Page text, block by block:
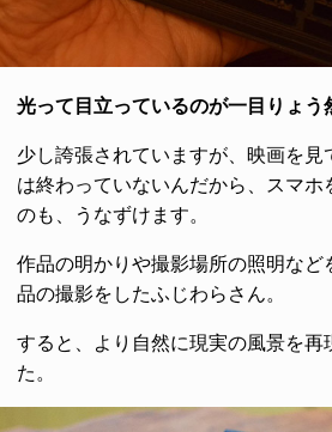
光って目立っているのが一目りょう
少し誇張されていますが、映画を見
は終わっていないんだから、スマホ
のも、うなずけます。
作品の明かりや撮影場所の照明など
品の撮影をしたふじわらさん。
すると、より自然に現実の風景を再
た。